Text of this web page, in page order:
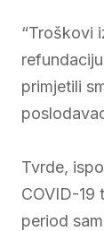
“Troškovi
primjetili
Tvrde,
COVID-19
period